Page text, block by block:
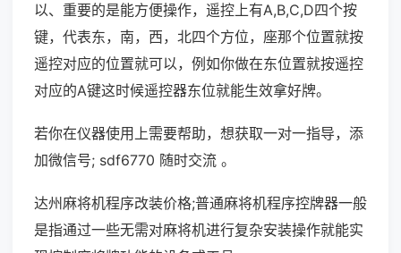
以、重要的是能方便操作，遥控上有A,B,C,D四个按
键，代表东，南，西，北四个方位，座那个位置就按
遥控对应的位置就可以，例如你做在东位置就按遥控
对应的A键这时候遥控器东位就能生效拿好牌。
若你在仪器使用上需要帮助，想获取一对一指导，添
加微信号; sdf6770 随时交流 。
达州麻将机程序改装价格;普通麻将机程序控牌器一般
是指通过一些无需对麻将机进行复杂安装操作就能实